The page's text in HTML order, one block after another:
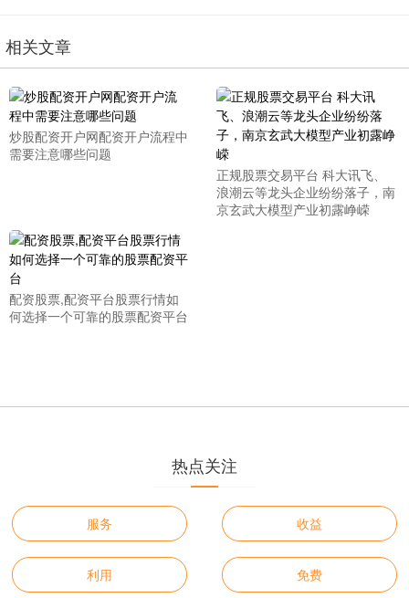
相关文章
炒股配资开户网配资开户流程中
需要注意哪些问题
正规股票交易平台 科大讯飞、
浪潮云等龙头企业纷纷落子，南
京玄武大模型产业初露峥嵘
配资股票,配资平台股票行情如
何选择一个可靠的股票配资平台
热点关注
服务 收益
利用 免费